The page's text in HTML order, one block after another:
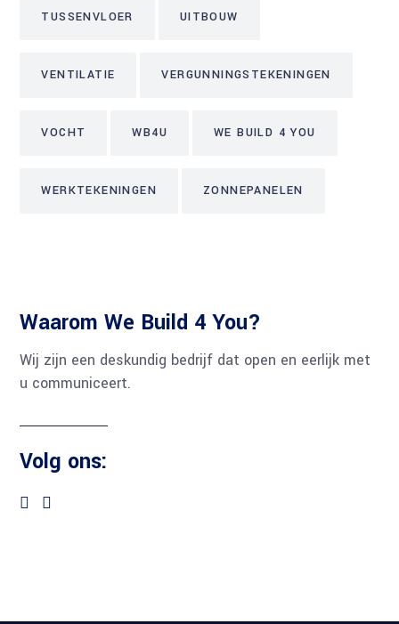
TUSSENVLOER UITBOUW
VENTILATIE VERGUNNINGSTEKENINGEN
VOCHT WB4U WE BUILD 4 YOU
WERKTEKENINGEN ZONNEPANELEN
Waarom We Build 4 You?
Wij zijn een deskundig bedrijf dat open en eerlijk met
u communiceert.
Volg ons: